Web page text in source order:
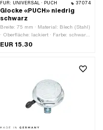
FÜR: UNIVERSAL · PUCH 37074
Glocke «PUCH» niedrig
schwarz
Breite: 75 mm · Material: Blech (Stahl)
· Oberfläche: lackiert · Farbe: schwarz
· Klemmdurchmesser: 18 mm ·
aussen: 55 mm · Gewindegrösse: M4
EUR 15.30